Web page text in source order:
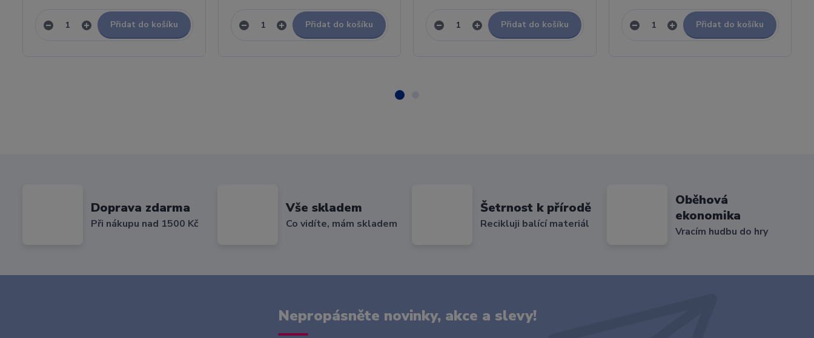
Přidat do košíku Přidat do košíku Přidat do košíku Přidat do košíku
Doprava zdarma
Při nákupu nad 1500 Kč
Vše skladem
Co vidíte, mám skladem
Šetrnost k přírodě
Recikluji balící materiál
Oběhová
ekonomika
Vracím hudbu do hry
Nepropásněte novinky, akce a slevy!